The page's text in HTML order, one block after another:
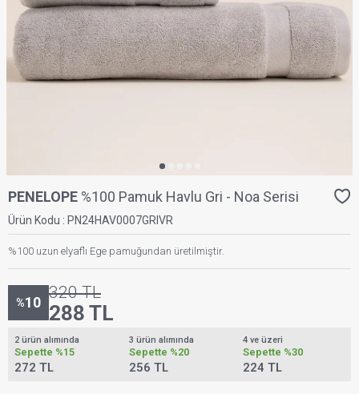
PENELOPE %100 Pamuk Havlu Gri - Noa Serisi
Ürün Kodu : PN24HAV0007GRIVR
%100 uzun elyaflı Ege pamuğundan üretilmiştir.
%10
320TL
288 TL
2 ürün alımında
Sepette %15
272 TL
3 ürün alımında
Sepette %20
256 TL
4 ve üzeri
Sepette %30
224 TL